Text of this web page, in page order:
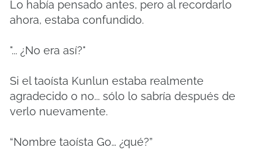
Lo había pensado antes, pero al recordarlo
ahora, estaba confundido.
"... ¿No era así?"
Si el taoísta Kunlun estaba realmente
agradecido o no... sólo lo sabría después de
verlo nuevamente.
“Nombre taoísta Go… ¿qué?”